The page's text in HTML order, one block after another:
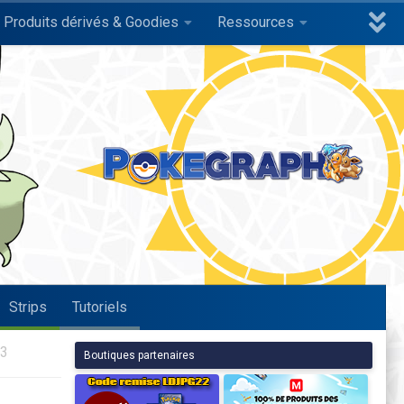
Produits dérivés & Goodies Ressources
Strips Tutoriels
Boutiques partenaires